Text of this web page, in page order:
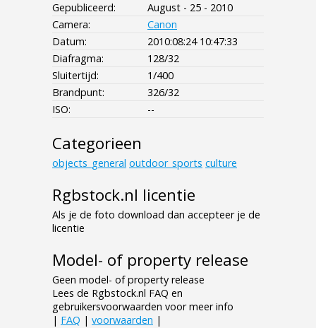
Gepubliceerd:
August - 25 - 2010
Camera:
Canon
Datum:
2010:08:24 10:47:33
Diafragma:
128/32
Sluitertijd:
1/400
Brandpunt:
326/32
ISO:
--
Categorieen
objects_general outdoor_sports culture
Rgbstock.nl licentie
Als je de foto download dan accepteer je de
licentie
Model- of property release
Geen model- of property release
Lees de Rgbstock.nl FAQ en
gebruikersvoorwaarden voor meer info
| FAQ | voorwaarden |